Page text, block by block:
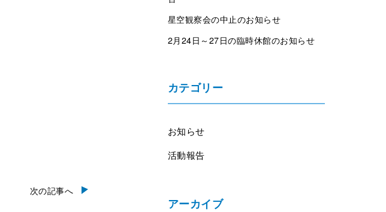
次の記事へ
星空観察会の中止のお知らせ
2月24日～27日の臨時休館のお知らせ
カテゴリー
お知らせ
活動報告
アーカイブ